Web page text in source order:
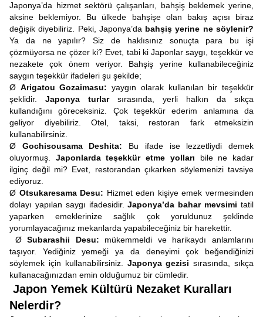
Japonya’da hizmet sektörü çalışanları, bahşiş beklemek yerine,
aksine beklemiyor. Bu ülkede bahşişe olan bakış açısı biraz
değişik diyebiliriz. Peki, Japonya’da bahşiş yerine ne söylenir?
Ya da ne yapılır? Siz de haklısınız sonuçta para bu işi
çözmüyorsa ne çözer ki? Evet, tabi ki Japonlar saygı, teşekkür ve
nezakete çok önem veriyor. Bahşiş yerine kullanabileceğiniz
saygın teşekkür ifadeleri şu şekilde;
Ø Arigatou Gozaimasu:yaygın olarak kullanılan bir teşekkür
şeklidir. Japonya turlar sırasında, yerli halkın da sıkça
kullandığını göreceksiniz. Çok teşekkür ederim anlamına da
geliyor diyebiliriz. Otel, taksi, restoran fark etmeksizin
kullanabilirsiniz.
Ø Gochisousama Deshita: Bu ifade ise lezzetliydi demek
oluyormuş. Japonlarda teşekkür etme yolları bile ne kadar
ilginç değil mi? Evet, restorandan çıkarken söylemenizi tavsiye
ediyoruz.
Ø Otsukaresama Desu: Hizmet eden kişiye emek vermesinden
dolayı yapılan saygı ifadesidir.Japonya’da bahar mevsimitatil
yaparken emeklerinize sağlık çok yoruldunuz şeklinde
yorumlayacağınız mekanlarda yapabileceğiniz bir harekettir.
ØSubarashii Desu: mükemmeldi ve harikaydı anlamlarını
taşıyor. Yediğiniz yemeği ya da deneyimi çok beğendiğinizi
söylemek için kullanabilirsiniz. Japonya gezisisırasında, sıkça
kullanacağınızdan emin olduğumuz bir cümledir.
Japon Yemek Kültürü Nezaket Kuralları
Nelerdir?